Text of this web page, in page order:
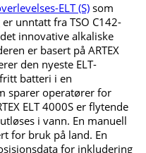
ELT (S) som
unntatt fra TSO C142-
innovative alkaliske
er basert på ARTEX
den nyeste ELT-
batteri i en
sparer operatører for
ELT 4000S er flytende
i vann. En manuell
for bruk på land. En
for inkludering